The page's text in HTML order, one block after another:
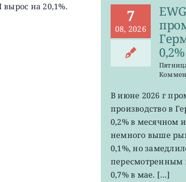
вырос на 20,1%.
7
08, 2026
0,2%
В июне 2026 г
производство в
0,2% в месячном
немного выше
0,1%, но
пересмотренным
0,7% в мае. […]